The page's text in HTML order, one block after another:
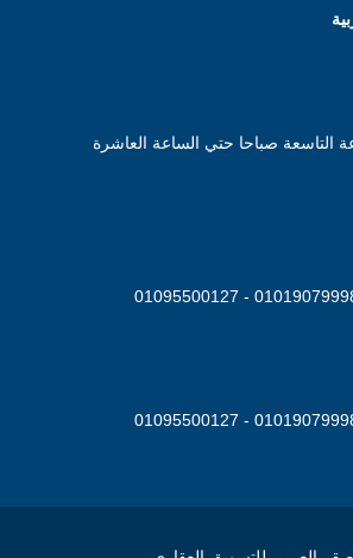
التاسعة صباحا حتي الساعة العاشرة